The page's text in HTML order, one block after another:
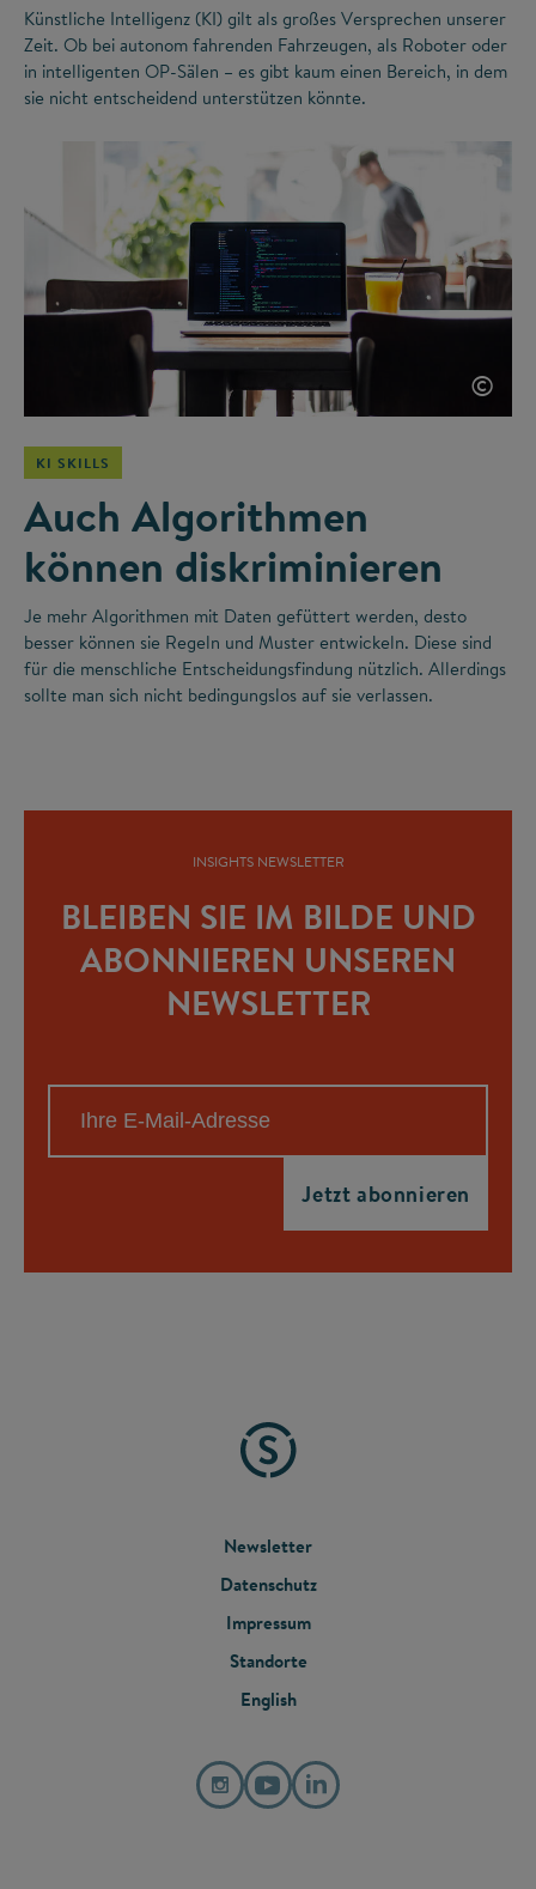
Künstliche Intelligenz (KI) gilt als großes Versprechen unserer
Zeit. Ob bei autonom fahrenden Fahrzeugen, als Roboter oder
in intelligenten OP-Sälen – es gibt kaum einen Bereich, in dem
sie nicht entscheidend unterstützen könnte.
©
KI SKILLS
Auch Algorithmen
können diskriminieren
Je mehr Algorithmen mit Daten gefüttert werden, desto
besser können sie Regeln und Muster entwickeln. Diese sind
für die menschliche Entscheidungsfindung nützlich. Allerdings
sollte man sich nicht bedingungslos auf sie verlassen.
INSIGHTS NEWSLETTER
BLEIBEN SIE IM BILDE UND
ABONNIEREN UNSEREN
NEWSLETTER
FOOTER
MENU
Newsletter
Datenschutz
Impressum
Standorte
English